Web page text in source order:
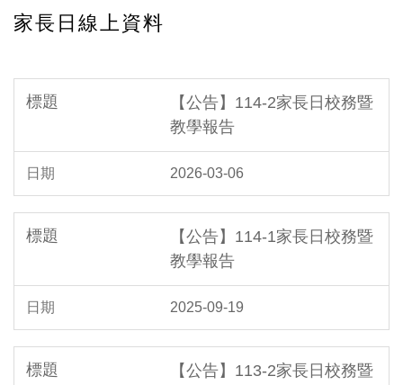
家長日線上資料
【公告】114-2家長日校務暨
教學報告
2026-03-06
【公告】114-1家長日校務暨
教學報告
2025-09-19
【公告】113-2家長日校務暨